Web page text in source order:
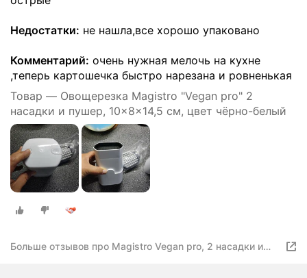
Недостатки: не нашла,все хорошо упаковано
Комментарий: очень нужная мелочь на кухне
,теперь картошечка быстро нарезана и ровненькая
Товар — Овощерезка Magistro "Vegan pro" 2
насадки и пушер, 10×8×14,5 см, цвет чёрно-белый
Больше отзывов про Magistro Vegan pro, 2 насадки и